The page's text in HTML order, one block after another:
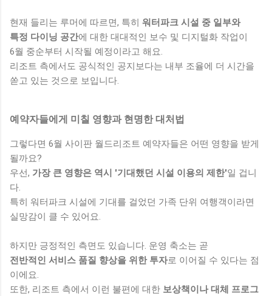
현재 들리는 루머에 따르면, 특히 워터파크 시설 중 일부와
특정 다이닝 공간에 대한 대대적인 보수 및 디지털화 작업이
6월 중순부터 시작될 예정이라고 해요.
리조트 측에서도 공식적인 공지보다는 내부 조율에 더 시간을
쏟고 있는 것으로 보입니다.
예약자들에게 미칠 영향과 현명한 대처법
그렇다면 6월 사이판 월드리조트 예약자들은 어떤 영향을 받게
될까요?
우선, 가장 큰 영향은 역시 '기대했던 시설 이용의 제한'일 겁니
다.
특히 워터파크 시설에 기대를 걸었던 가족 단위 여행객이라면
실망감이 클 수 있어요.
하지만 긍정적인 측면도 있습니다. 운영 축소는 곧
전반적인 서비스 품질 향상을 위한 투자로 이어질 수 있다는 점
이에요.
또한, 리조트 측에서 이런 불편에 대한 보상책이나 대체 프로그